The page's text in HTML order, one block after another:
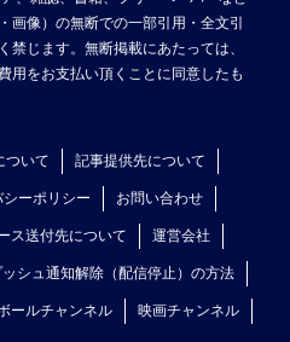
画像）の無断での一部引用・全文引
禁じます。無断掲載にあたっては、
用をお支払い頂くことに同意したも
ついて 記事提供先について
シーポリシー お問い合わせ
ス送付先について 運営会社
ッシュ通知解除（配信停止）の方法
ールチャンネル 映画チャンネル